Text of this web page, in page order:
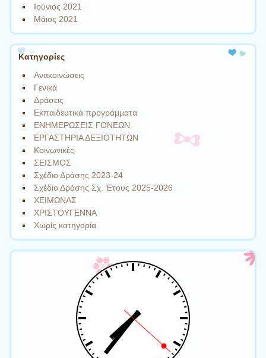
Ιούνιος 2021
Μάιος 2021
Kατηγορίες
Ανακοινώσεις
Γενικά
Δράσεις
Εκπαιδευτικά προγράμματα
ΕΝΗΜΕΡΩΣΕΙΣ ΓΟΝΕΩΝ
ΕΡΓΑΣΤΗΡΙΑ ΔΕΞΙΟΤΗΤΩΝ
Κοινωνικές
ΣΕΙΣΜΟΣ
Σχέδιο Δράσης 2023-24
Σχέδιο Δράσης Σχ. Έτους 2025-2026
ΧΕΙΜΩΝΑΣ
ΧΡΙΣΤΟΥΓΕΝΝΑ
Χωρίς κατηγορία